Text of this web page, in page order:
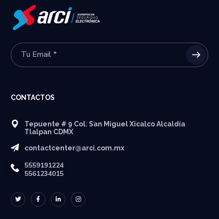
CONTACTOS
Tepuente # 9 Col. San Miguel Xicalco Alcaldía
Tlalpan CDMX
contactcenter@arci.com.mx
5559191224
5561234015